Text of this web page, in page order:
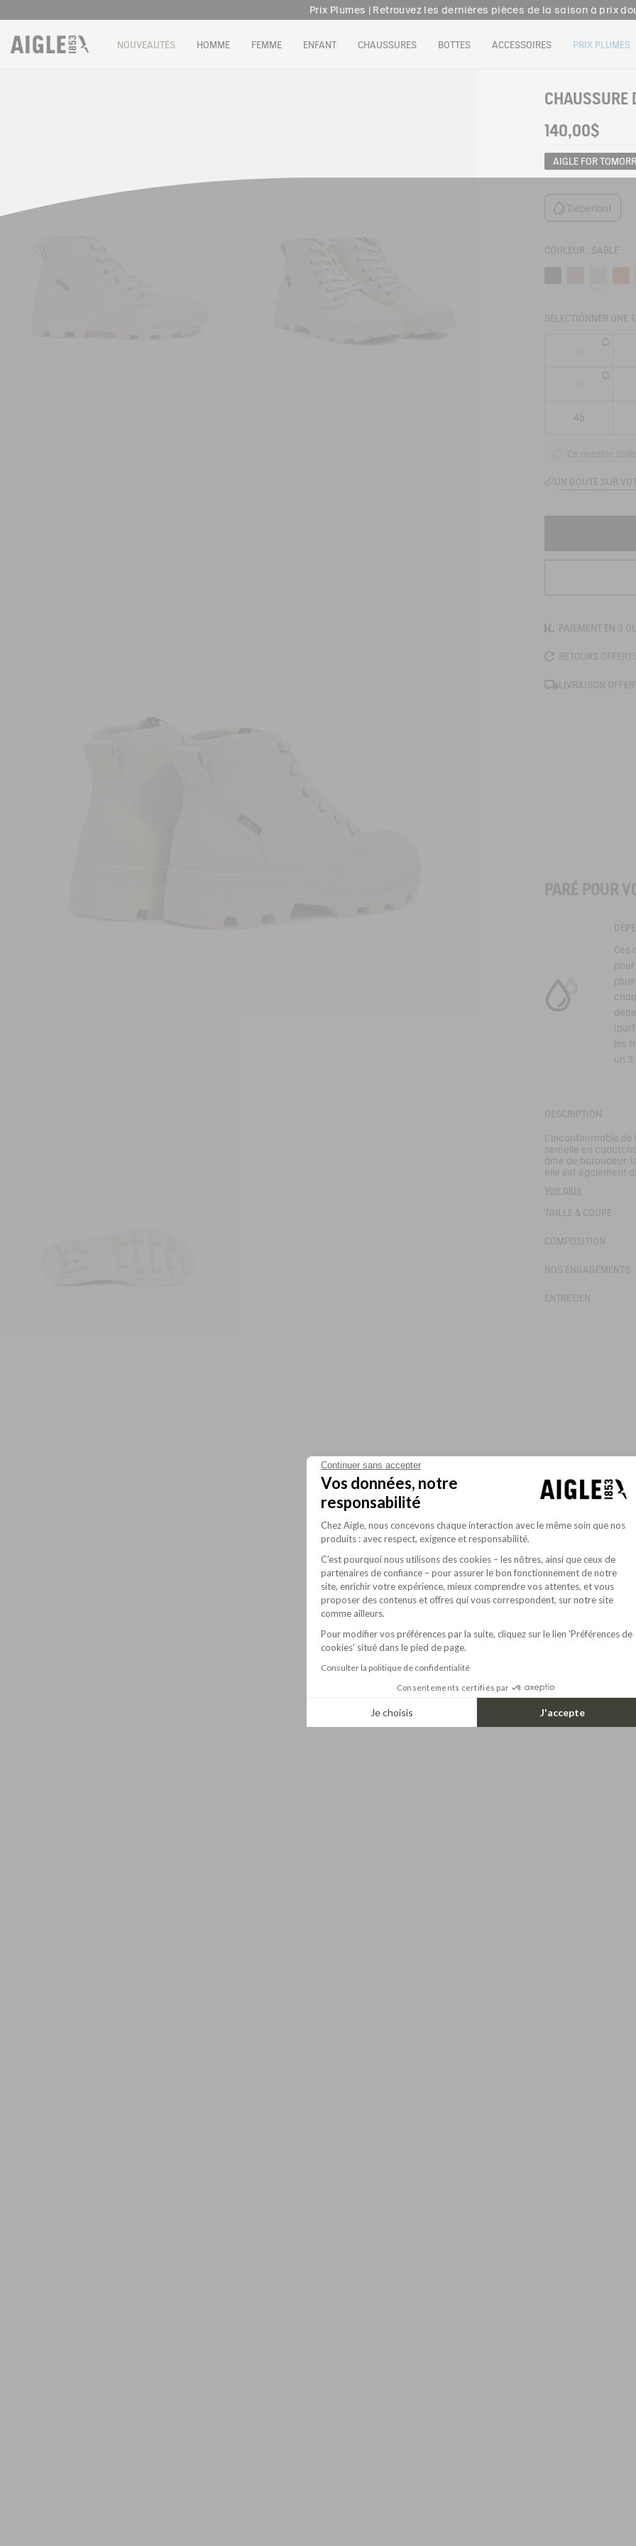
Prix Plumes | Retrouvez les dernières pièces de la saison à prix
Livraison offerte en click & collect dans votre magasin Aigle
NOUVEAUTÉS HOMME FEMME ENFANT CHAUSSURES BOTTES ACCESSOIRES PRIX PLUMES
CHAUSSURE
140,00$
AIGLE FOR
Déperlant
COULEUR : SABLE
SÉLECTIONNER UNE
45
UN DOUTE SUR
PAIEMENT EN 3
RETOURS
LIVRAISON
PARÉ POUR
Ces
les
un
DESCRIPTION
L'incontournable de
semelle en
âme de baroudeur.
elle est également
Ces chaussures de
Voir plus
TAILLE & COUPE
COMPOSITION
NOS ENGAGEMENTS
ENTRETIEN
Continuer sans accepter
Vos données, notre
responsabilité
Plateforme de Gestion du Consentement :
Chez Aigle, nous concevons chaque interaction avec le même soin que nos
produits : avec respect, exigence et responsabilité.
C’est pourquoi nous utilisons des cookies – les nôtres, ainsi que ceux de
partenaires de confiance – pour assurer le bon fonctionnement de notre
site, enrichir votre expérience, mieux comprendre vos attentes, et vous
proposer des contenus et offres qui vous correspondent, sur notre site
comme ailleurs.
Pour modifier vos préférences par la suite, cliquez sur le lien 'Préférences de
cookies' situé dans le pied de page.
Consulter la politique de confidentialité
Consentements certifiés par
Je choisis J'accepte
Axeptio consent